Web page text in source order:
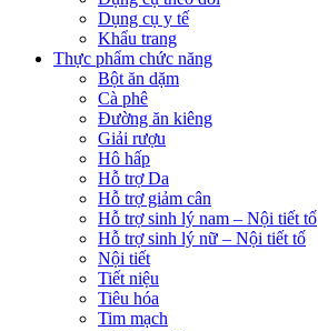
Dụng cụ y tế
Khẩu trang
Thực phẩm chức năng
Bột ăn dặm
Cà phê
Đường ăn kiêng
Giải rượu
Hô hấp
Hỗ trợ Da
Hỗ trợ giảm cân
Hỗ trợ sinh lý nam – Nội tiết tố
Hỗ trợ sinh lý nữ – Nội tiết tố
Nội tiết
Tiết niệu
Tiêu hóa
Tim mạch